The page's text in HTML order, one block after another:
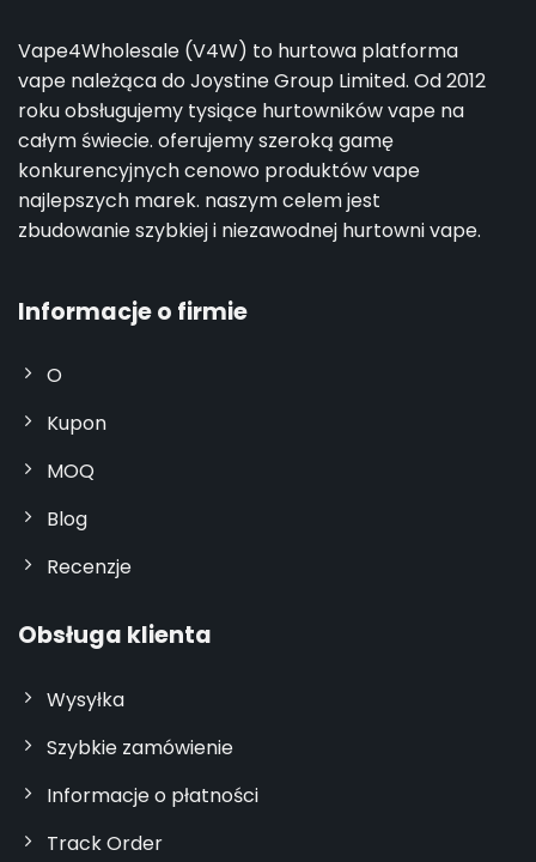
Vape4Wholesale (V4W) to hurtowa platforma
vape należąca do Joystine Group Limited. Od 2012
roku obsługujemy tysiące hurtowników vape na
całym świecie. oferujemy szeroką gamę
konkurencyjnych cenowo produktów vape
najlepszych marek. naszym celem jest
zbudowanie szybkiej i niezawodnej hurtowni vape.
Informacje o firmie
O
Kupon
MOQ
Blog
Recenzje
Obsługa klienta
Wysyłka
Szybkie zamówienie
Informacje o płatności
Track Order